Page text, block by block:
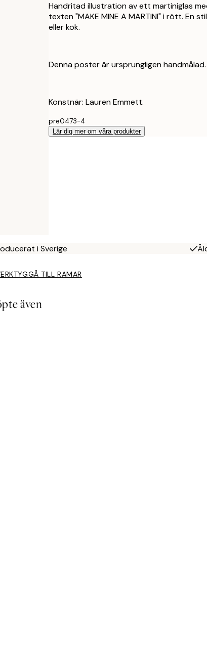
Handritad illustration av ett martiniglas
texten "MAKE MINE A MARTINI" i rött. En
eller kök.
Denna poster är ursprungligen handmålad.
Konstnär: Lauren Emmett.
pre0473-4
Lär dig mer om våra produkter
i Sverige
GÅ TILL RAMAR
även